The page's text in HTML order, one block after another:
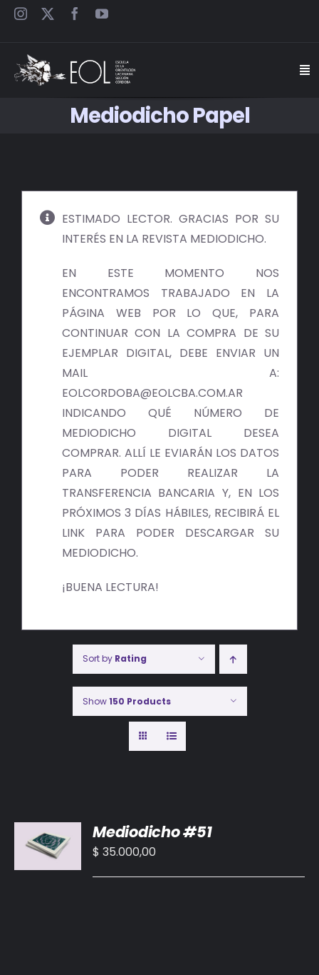
Saltar
JORNADAS
MEDIODICHO
ACTUALIDAD
CONTACTO
Mediodicho Papel
ESTIMADO LECTOR. GRACIAS POR SU
INTERÉS EN LA REVISTA MEDIODICHO.
EN ESTE MOMENTO NOS
ENCONTRAMOS TRABAJADO EN LA
PÁGINA WEB POR LO QUE, PARA
CONTINUAR CON LA COMPRA DE SU
EJEMPLAR DIGITAL, DEBE ENVIAR UN
MAIL A:
EOLCORDOBA@EOLCBA.COM.AR
INDICANDO QUÉ NÚMERO DE
MEDIODICHO DIGITAL DESEA
COMPRAR. ALLÍ LE EVIARÁN LOS DATOS
PARA PODER REALIZAR LA
TRANSFERENCIA BANCARIA Y, EN LOS
PRÓXIMOS 3 DÍAS HÁBILES, RECIBIRÁ EL
LINK PARA PODER DESCARGAR SU
MEDIODICHO.
¡BUENA LECTURA!
Sort by Rating
Show150 Products
AL
CARRITO
/
Mediodicho #51
$ 35.000,00